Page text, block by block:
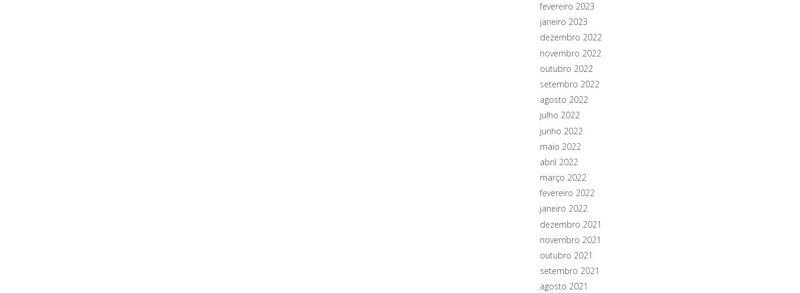
fevereiro 2023
janeiro 2023
dezembro 2022
novembro 2022
outubro 2022
setembro 2022
agosto 2022
julho 2022
junho 2022
maio 2022
abril 2022
março 2022
fevereiro 2022
janeiro 2022
dezembro 2021
novembro 2021
outubro 2021
setembro 2021
agosto 2021